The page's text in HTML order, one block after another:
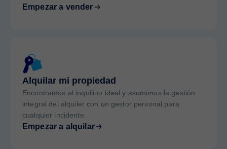
Empezar a vender
Alquilar mi propiedad
Encontramos al inquilino ideal y asumimos la gestión
integral del alquiler con un gestor personal para
cualquier incidente.
Empezar a alquilar